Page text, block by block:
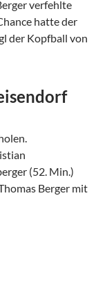
verfehlte
hatte der
der Kopfball von
(52. Min.)
Berger mit